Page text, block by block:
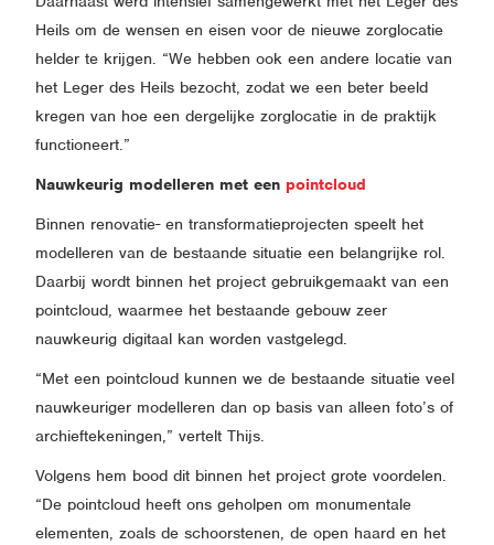
Heils om de wensen en eisen voor de nieuwe zorglocatie
helder te krijgen. “We hebben ook een andere locatie van
het Leger des Heils bezocht, zodat we een beter beeld
kregen van hoe een dergelijke zorglocatie in de praktijk
functioneert.”
Nauwkeurig modelleren met een pointcloud
Binnen renovatie- en transformatieprojecten speelt het
modelleren van de bestaande situatie een belangrijke rol.
Daarbij wordt binnen het project gebruikgemaakt van een
pointcloud, waarmee het bestaande gebouw zeer
nauwkeurig digitaal kan worden vastgelegd.
“Met een pointcloud kunnen we de bestaande situatie veel
nauwkeuriger modelleren dan op basis van alleen foto’s of
archieftekeningen,” vertelt Thijs.
Volgens hem bood dit binnen het project grote voordelen.
“De pointcloud heeft ons geholpen om monumentale
elementen, zoals de schoorstenen, de open haard en het